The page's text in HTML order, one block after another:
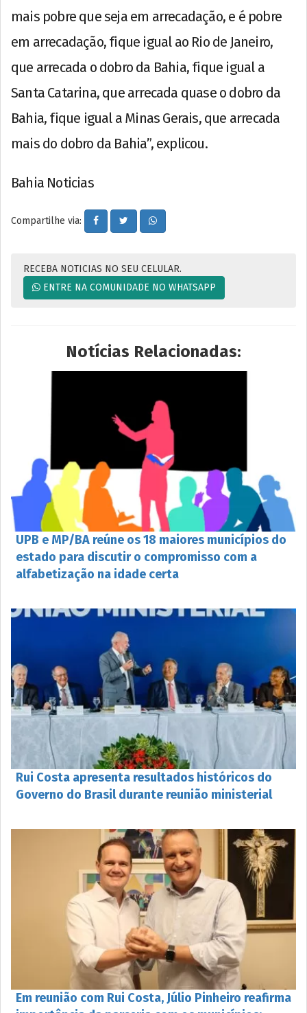
mais pobre que seja em arrecadação, e é pobre
em arrecadação, fique igual ao Rio de Janeiro,
que arrecada o dobro da Bahia, fique igual a
Santa Catarina, que arrecada quase o dobro da
Bahia, fique igual a Minas Gerais, que arrecada
mais do dobro da Bahia”, explicou.
Bahia Noticias
Compartilhe via:
RECEBA NOTICIAS NO SEU CELULAR.
ENTRE NA COMUNIDADE NO WHATSAPP
Notícias Relacionadas:
UPB e MP/BA reúne os 18 maiores municípios do
estado para discutir o compromisso com a
alfabetização na idade certa
Rui Costa apresenta resultados históricos do
Governo do Brasil durante reunião ministerial
Em reunião com Rui Costa, Júlio Pinheiro reafirma